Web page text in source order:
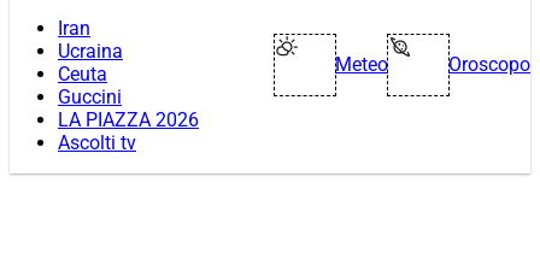
Iran
Ucraina
Ceuta
Guccini
LA PIAZZA 2026
Ascolti tv
Meteo Oroscopo